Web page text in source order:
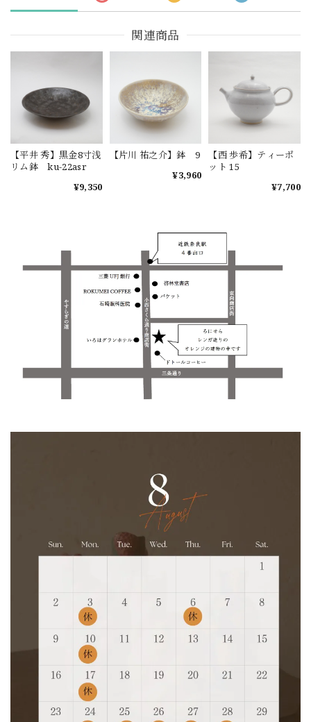
関連商品
【平井 秀】黒金8寸浅
リム鉢 ku-22asr
¥9,350
【片川 祐之介】鉢 9
¥3,960
【西 歩希】ティーポ
ット 15
¥7,700